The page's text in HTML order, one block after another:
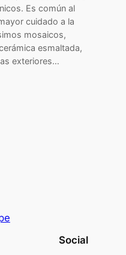
Es común al
cuidado a la
mosaicos,
esmaltada,
exteriores…
Social